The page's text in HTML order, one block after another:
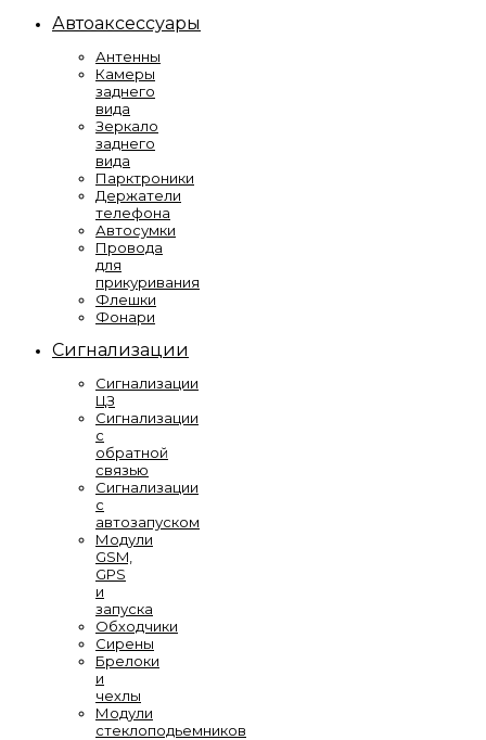
Автоаксессуары
Антенны
Камеры
заднего
вида
Зеркало
заднего
вида
Парктроники
Держатели
телефона
Автосумки
Провода
для
прикуривания
Флешки
Фонари
Сигнализации
Сигнализации
ЦЗ
Сигнализации
с
обратной
связью
Сигнализации
с
автозапуском
Модули
GSM,
GPS
и
запуска
Обходчики
Сирены
Брелоки
и
чехлы
Модули
стеклоподьемников